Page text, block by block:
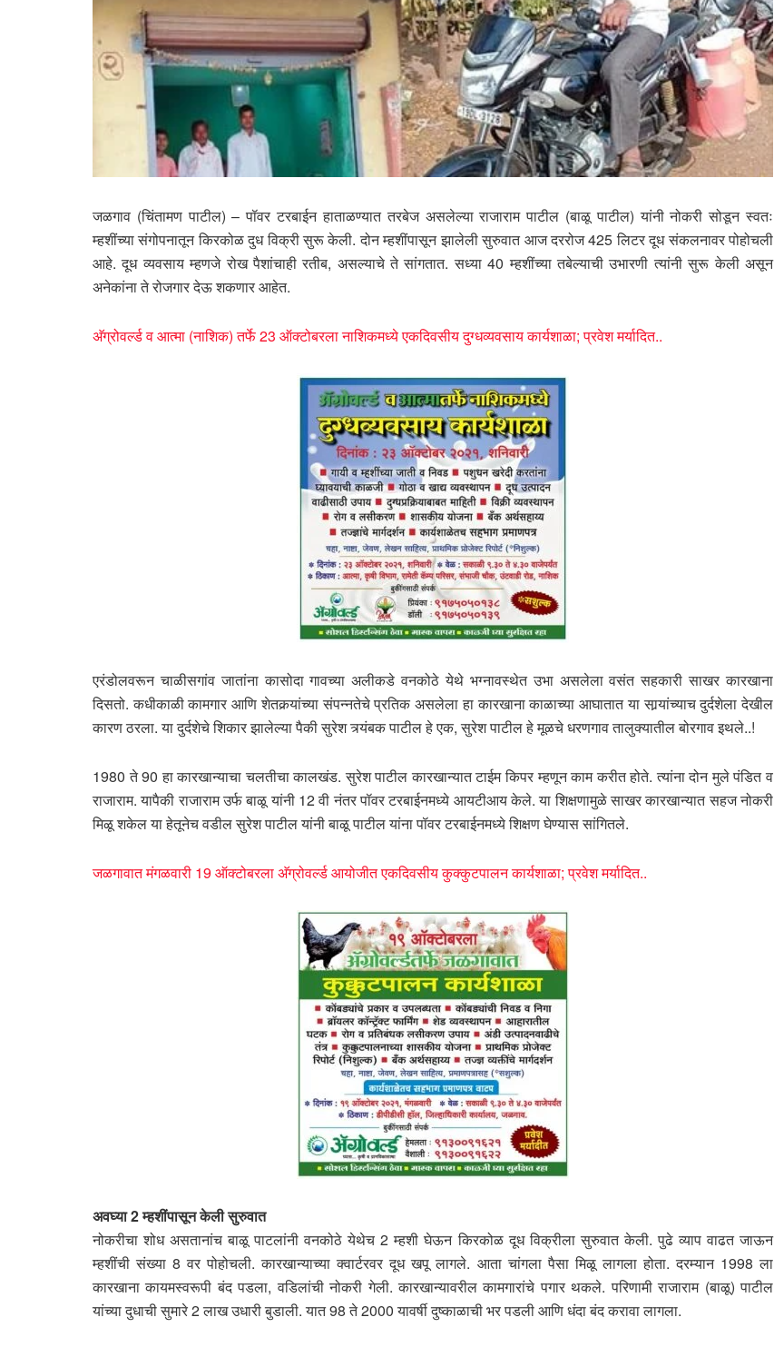
जळगाव (चिंतामण पाटील) – पॉवर टरबाईन हाताळण्यात तरबेज असलेल्या राजाराम पाटील (बाळू पाटील) यांनी नोकरी सोडून स्वतः
म्हशींच्या संगोपनातून किरकोळ दुध विक्री सुरू केली. दोन म्हशींपासून झालेली सुरुवात आज दररोज 425 लिटर दूध संकलनावर पोहोचली
आहे. दूध व्यवसाय म्हणजे रोख पैशांचाही रतीब, असल्याचे ते सांगतात. सध्या 40 म्हशींच्या तबेल्याची उभारणी त्यांनी सुरू केली असून
अनेकांना ते रोजगार देऊ शकणार आहेत.
अ‍ॅग्रोवर्ल्ड व आत्मा (नाशिक) तर्फे 23 ऑक्टोबरला नाशिकमध्ये एकदिवसीय दुग्धव्यवसाय कार्यशाळा; प्रवेश मर्यादित..
एरंडोलवरून चाळीसगांव जातांना कासोदा गावच्या अलीकडे वनकोठे येथे भग्नावस्थेत उभा असलेला वसंत सहकारी साखर कारखाना
दिसतो. कधीकाळी कामगार आणि शेतकर्‍यांच्या संपन्नतेचे प्रतिक असलेला हा कारखाना काळाच्या आघातात या सार्‍यांच्याच दुर्दशेला देखील
कारण ठरला. या दुर्दशेचे शिकार झालेल्या पैकी सुरेश त्र्यंबक पाटील हे एक, सुरेश पाटील हे मूळचे धरणगाव तालुक्यातील बोरगाव इथले..!
1980 ते 90 हा कारखान्याचा चलतीचा कालखंड. सुरेश पाटील कारखान्यात टाईम किपर म्हणून काम करीत होते. त्यांना दोन मुले पंडित व
राजाराम. यापैकी राजाराम उर्फ बाळू यांनी 12 वी नंतर पॉवर टरबाईनमध्ये आयटीआय केले. या शिक्षणामुळे साखर कारखान्यात सहज नोकरी
मिळू शकेल या हेतूनेच वडील सुरेश पाटील यांनी बाळू पाटील यांना पॉवर टरबाईनमध्ये शिक्षण घेण्यास सांगितले.
जळगावात मंगळवारी 19 ऑक्टोबरला अ‍ॅग्रोवर्ल्ड आयोजीत एकदिवसीय कुक्कुटपालन कार्यशाळा; प्रवेश मर्यादित..
अवघ्या 2 म्हशींपासून केली सुरुवात
नोकरीचा शोध असतानांच बाळू पाटलांनी वनकोठे येथेच 2 म्हशी घेऊन किरकोळ दूध विक्रीला सुरुवात केली. पुढे व्याप वाढत जाऊन
म्हशींची संख्या 8 वर पोहोचली. कारखान्याच्या क्वार्टरवर दूध खपू लागले. आता चांगला पैसा मिळू लागला होता. दरम्यान 1998 ला
कारखाना कायमस्वरूपी बंद पडला, वडिलांची नोकरी गेली. कारखान्यावरील कामगारांचे पगार थकले. परिणामी राजाराम (बाळू) पाटील
यांच्या दुधाची सुमारे 2 लाख उधारी बुडाली. यात 98 ते 2000 यावर्षी दुष्काळाची भर पडली आणि धंदा बंद करावा लागला.